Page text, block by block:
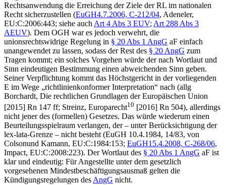
Rechtsanwendung die Erreichung der Ziele der RL im nationalen
Recht sicherzustellen (EuGH4.7.2006, C-212/04, Adeneler,
EU:C:2006:443; siehe auch Art 4 Abs 3 EUV; Art 288 Abs 3
AEUV). Dem OGH war es jedoch verwehrt, die
unionsrechtswidrige Regelung in § 20 Abs 1 AngG aF einfach
unangewendet zu lassen, sodass der Rest des § 20 AngG zum
Tragen kommt; ein solches Vorgehen würde der nach Wortlaut und
Sinn eindeutigen Bestimmung einen abweichenden Sinn geben.
Seiner Verpflichtung kommt das Höchstgericht in der vorliegenden
E im Wege „richtlinienkonformer Interpretation“ nach (allg
Borchardt, Die rechtlichen Grundlagen der Europäischen Union
[2015] Rn 147 ff; Streinz, Europarecht10 [2016] Rn 504), allerdings
nicht jener des (formellen) Gesetzes. Das würde wiederum einen
Beurteilungsspielraum verlangen, der – unter Berücksichtigung der
lex-lata-Grenze – nicht besteht (EuGH 10.4.1984, 14/83, von
Colsonund Kamann, EU:C:1984:153; EuGH15.4.2008, C-268/06,
Impact, EU:C:2008:223). Der Wortlaut des § 20 Abs 1 AngG aF ist
klar und eindeutig: Für Angestellte unter dem gesetzlich
vorgesehenen Mindestbeschäftigungsausmaß gelten die
Kündigungsregelungen des AngG nicht.